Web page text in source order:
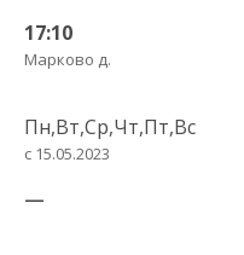
17:10
Марково д.
Пн,Вт,Ср,Чт,Пт,Вс
с 15.05.2023
—